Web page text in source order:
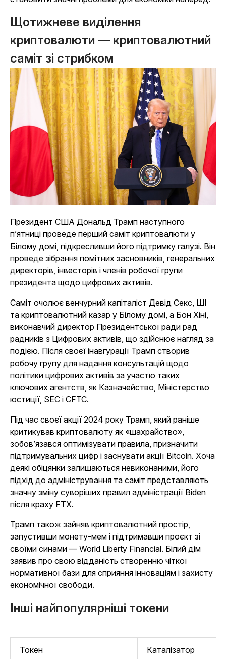
Щотижневе виділення
криптовалюти — криптовалютний
саміт зі стрибком
Президент США Дональд Трамп наступного
п’ятниці проведе перший саміт криптовалюти у
Білому домі, підкресливши його підтримку галузі. Він
проведе зібрання помітних засновників, генеральних
директорів, інвесторів і членів робочої групи
президента щодо цифрових активів.
Саміт очолює венчурний капіталіст Девід Секс, ШІ
та криптовалютний казар у Білому домі, а Бон Хіні,
виконавчий директор Президентської ради рад
радників з Цифрових активів , що здійснює нагляд за
подією. Після своєї інавгурації Трамп створив
робочу групу для надання консультацій щодо
політики цифрових активів за участю таких
ключових агентств, як Казначейство, Міністерство
юстиції, SEC і CFTC.
Під час своєї акції 2024 року Трамп, який раніше
критикував криптовалюту як «шахрайство»,
зобов’язався оптимізувати правила, призначити
підтримувальних цифр і заснувати акції Bitcoin. Хоча
деякі обіцянки залишаються невиконаними, його
підхід до адміністрування та саміт представляють
значну зміну суворіших правил адміністрації Biden
після краху FTX.
Трамп також зайняв криптовалютний простір,
запустивши монету-мем і підтримавши проєкт зі
своїми синами — World Liberty Financial. Білий дім
заявив про свою відданість створенню чіткої
нормативної бази для сприяння інноваціям і захисту
економічної свободи.
Інші найпопулярніші токени
Токен Каталізатор